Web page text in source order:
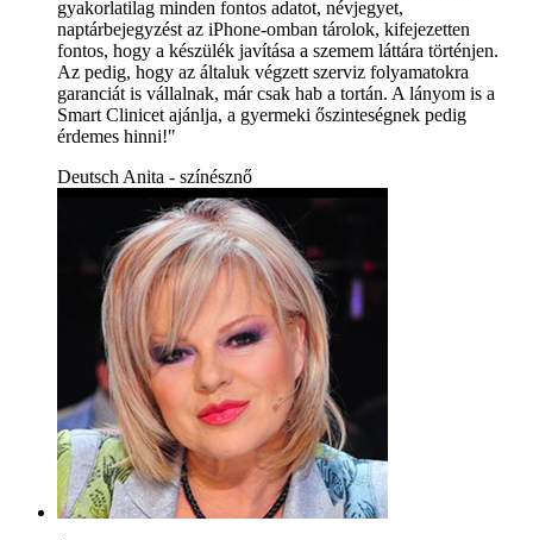
gyakorlatilag minden fontos adatot, névjegyet,
naptárbejegyzést az iPhone-omban tárolok, kifejezetten
fontos, hogy a készülék javítása a szemem láttára történjen.
Az pedig, hogy az általuk végzett szerviz folyamatokra
garanciát is vállalnak, már csak hab a tortán. A lányom is a
Smart Clinicet ajánlja, a gyermeki őszinteségnek pedig
érdemes hinni!"
Deutsch Anita - színésznő